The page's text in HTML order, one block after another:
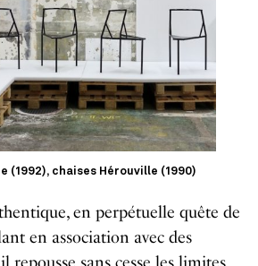
(1992), chaises Hérouville (1990)
en perpétuelle quête de
en association avec des